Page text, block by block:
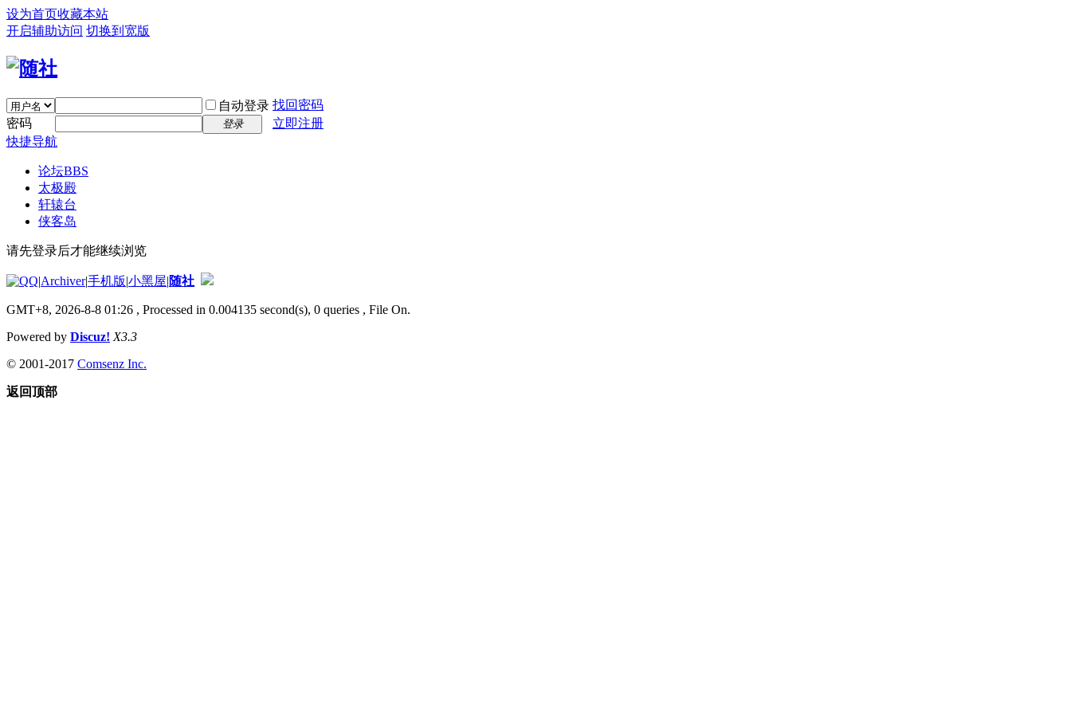
设为首页收藏本站
开启辅助访问 切换到宽版
自动登录 找回密码
密码
登录
立即注册
快捷导航
论坛BBS
太极殿
轩辕台
侠客岛
请先登录后才能继续浏览
|Archiver|手机版|小黑屋|随社
GMT+8, 2026-8-8 01:26 , Processed in 0.004135 second(s), 0 queries , File On.
Powered by Discuz! X3.3
© 2001-2017 Comsenz Inc.
返回顶部